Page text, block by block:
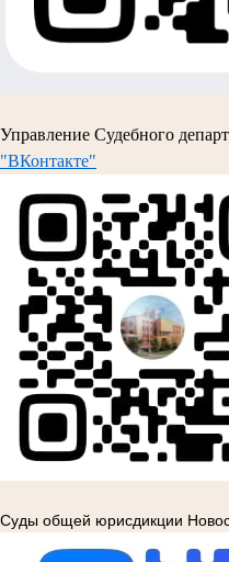
Управление Судебного
"ВКонтакте"
Суды общей юрисдикции